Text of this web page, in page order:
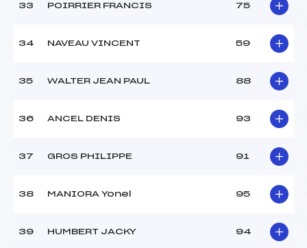
33 POIRRIER FRANCIS 75
34 NAVEAU VINCENT 59
35 WALTER JEAN PAUL 88
36 ANCEL DENIS 93
37 GROS PHILIPPE 91
38 MANIORA Yonel 95
39 HUMBERT JACKY 94